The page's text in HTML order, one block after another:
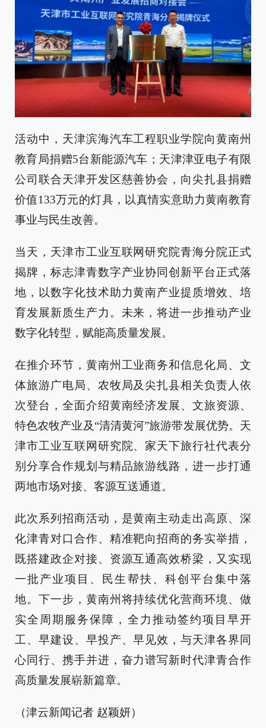
活动中，天津滨海汽车工程职业学院向黄南州
教育局捐赠5台新能源汽车；天津津亚电子有限
公司联合天津开发区慈善协会，向尖扎县捐赠
价值133万元的灯具，以真情实意助力黄南教育
事业与民生改善。
当天，天津市工业互联网研究院青海分院正式
揭牌，标志津青数字产业协同创新平台正式落
地，以数字化技术助力黄南产业提质增效、培
育发展新质生产力。未来，将进一步推动产业
数字化转型，赋能高质量发展。
在推介环节，黄南州工业商务和信息化局、文
体旅游广电局、农牧局及尖扎县相关负责人依
次登台，全面介绍黄南经济发展、文旅资源、
特色农牧产业及“清清黄河”旅游带发展优势。天
津市工业互联网研究院、家天下旅行社代表分
别分享合作规划与精品旅游线路，进一步打通
两地市场对接、客源互送通道。
此次系列招商活动，是黄南主动走出高原、深
化津青对口合作、精准靶向招商的务实举措，
既搭建政企对接、资源互通高效桥梁，又实现
一批产业项目、民生帮扶、科创平台集中落
地。下一步，黄南州将持续优化营商环境、做
实全周期服务保障，全力推动签约项目早开
工、早建设、早投产、早见效，与天津各界同
心同行、携手并进，奋力谱写新时代津青合作
高质量发展崭新篇章。
（津云新闻记者 赵颖妍）